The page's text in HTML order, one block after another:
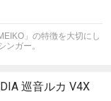
」の特徴を大切にし
ンガー。
巡音ルカ V4X